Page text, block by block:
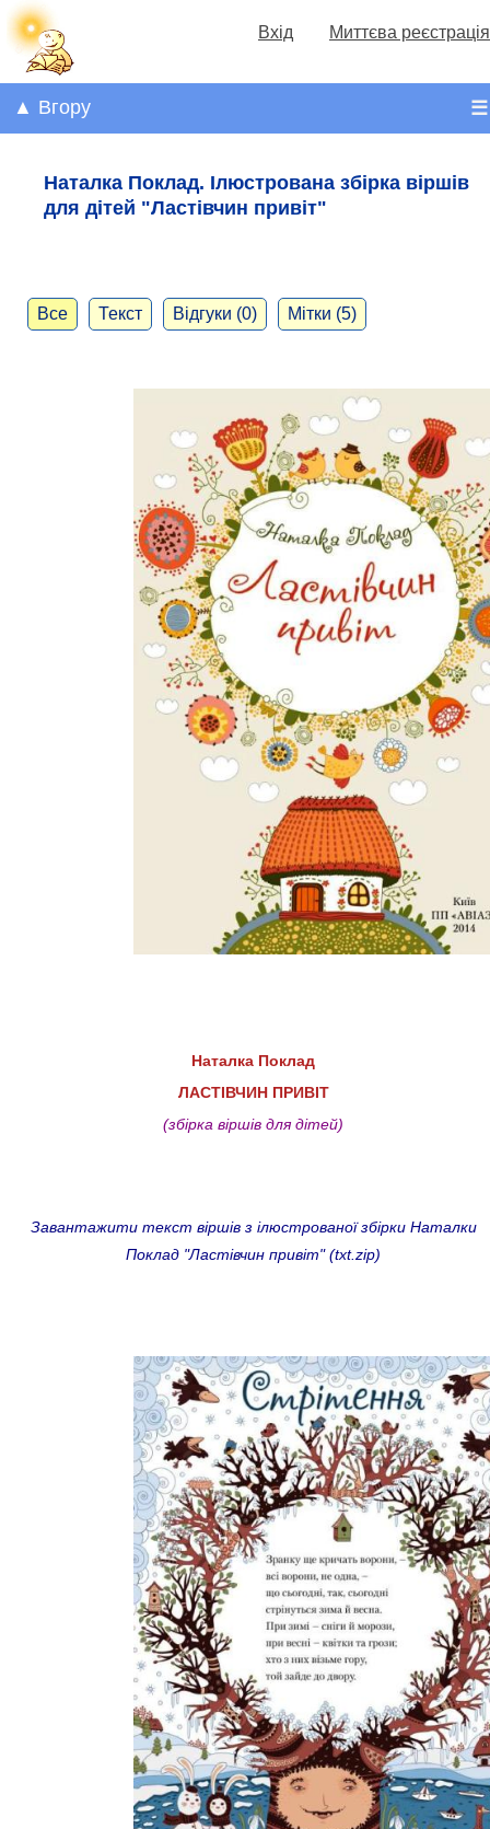
Вхід Миттєва реєстрація
☰
▲ Вгору
Наталка Поклад. Ілюстрована збірка віршів
для дітей "Ластівчин привіт"
Все Текст Відгуки (0) Мітки (5)
Наталка Поклад
ЛАСТІВЧИН ПРИВІТ
(збірка віршів для дітей)
Завантажити текст віршів з ілюстрованої збірки Наталки
Поклад "Ластівчин привіт"(txt.zip)